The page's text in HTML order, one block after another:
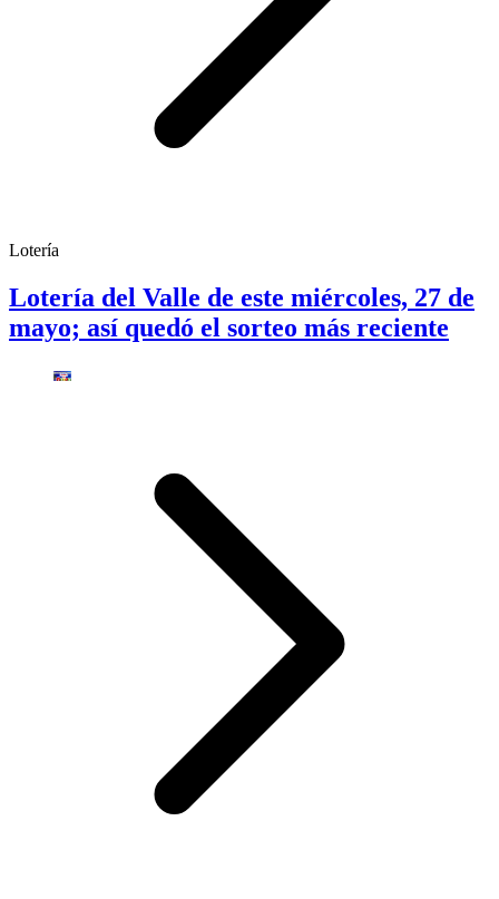
Lotería
Lotería del Valle de este miércoles, 27 de
mayo; así quedó el sorteo más reciente